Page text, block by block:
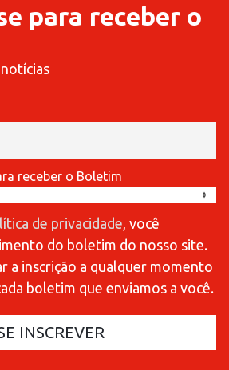
para receber o
receber o Boletim
de privacidade, você
do boletim do nosso site.
a inscrição a qualquer momento
boletim que enviamos a você.